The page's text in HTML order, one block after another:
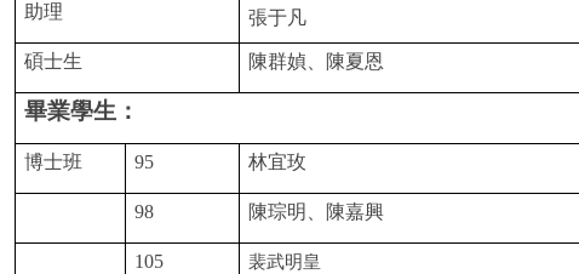
助理 張于凡
碩士生 陳群媜、陳夏恩
畢業學生：
博士班 95 林宜玫
98 陳琮明、陳嘉興
105 裴武明皇